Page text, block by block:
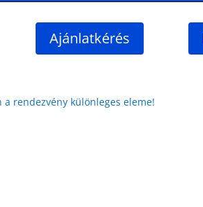
Ajánlatkérés
rendezvény különleges eleme!